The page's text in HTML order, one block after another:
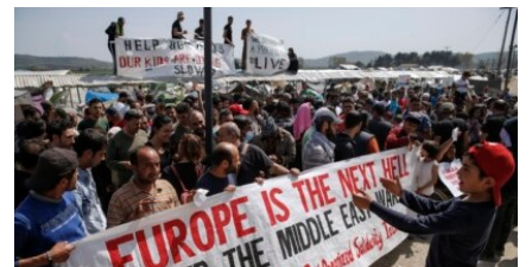
Перейти
пошуку
ІНТЕРВ'Ю
ВСЕ ЗА ДЕНЬ
СПЕЦПРОЕКТИ
ДЕПОРТАЦІЯ
ВІДЕОУРОКИ «ELIFBE»
ЯК ОБІЙТИ БЛОКУВАННЯ
Русский